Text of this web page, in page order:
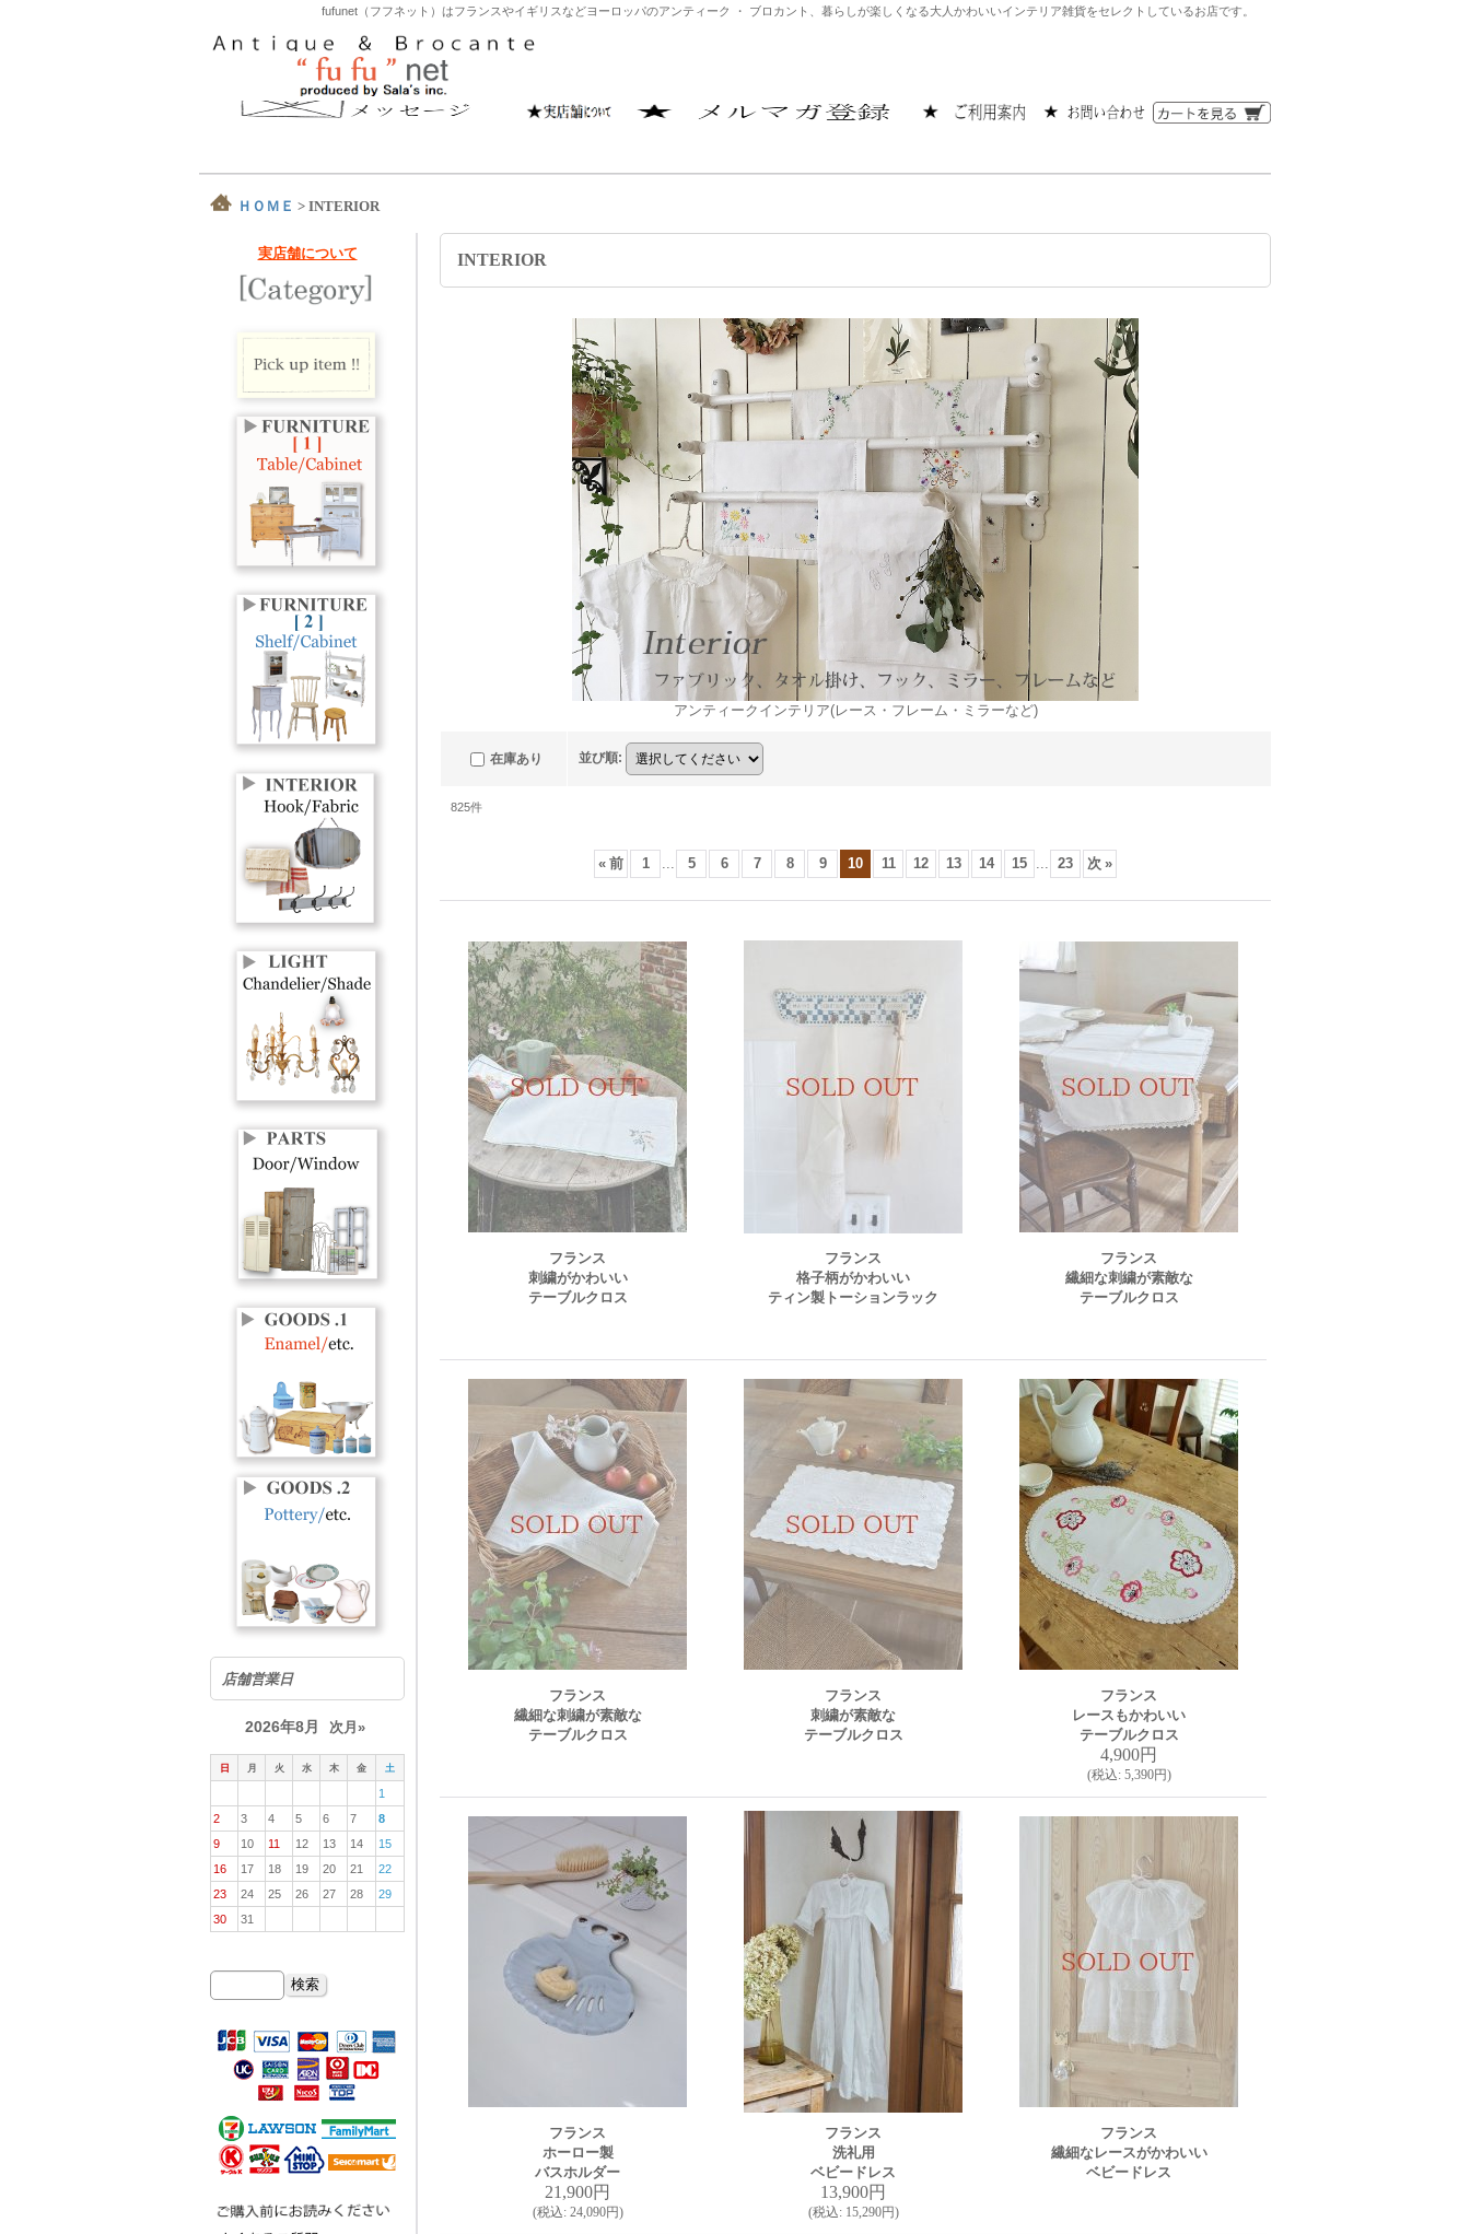
fufunet（フフネット）はフランスやイギリスなどヨーロッパのアンティーク ・ ブロカント、暮らしが楽しくなる大人かわいいインテリア雑貨をセレクトしているお店です。
ＨＯＭＥ > INTERIOR
実店舗について
店舗営業日
2026年8月 次月»
日 月 火 水 木 金 土
1
2
3 4 5 6 7
8
9
10 11 12 13 14
15
16
17 18 19 20 21
22
23
24 25 26 27 28
29
30
31
INTERIOR
アンティークインテリア(レース・フレーム・ミラーなど)
在庫あり 並び順:
825件
« 前 1 ... 5 6 7 8 9 10 11 12 13 14 15 ... 23 次 »
フランス
刺繍がかわいい
テーブルクロス
フランス
格子柄がかわいい
ティン製トーションラック
フランス
繊細な刺繍が素敵な
テーブルクロス
フランス
繊細な刺繍が素敵な
テーブルクロス
フランス
刺繍が素敵な
テーブルクロス
フランス
レースもかわいい
テーブルクロス
4,900円
(税込: 5,390円)
フランス
ホーロー製
バスホルダー
21,900円
(税込: 24,090円)
フランス
洗礼用
ベビードレス
13,900円
(税込: 15,290円)
フランス
繊細なレースがかわいい
ベビードレス